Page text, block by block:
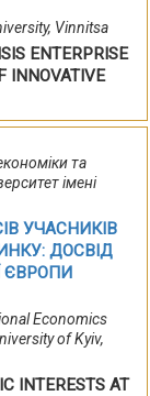
Vіnnіtsa
ENTERPRІSE
ІNNOVATІVE
та
імені
УЧАСНИКІВ
ДОСВІД
ЄВРОПИ
Economics
of Kyiv,
INTERESTS AT